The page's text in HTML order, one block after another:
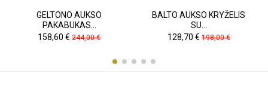
GELTONO AUKSO
PAKABUKAS...
Kaina
158,60 € Pradinė
244,00 €
BALTO AUKSO KRYŽELIS
SU...
Kaina
128,70 €Pradinė
198,00 €